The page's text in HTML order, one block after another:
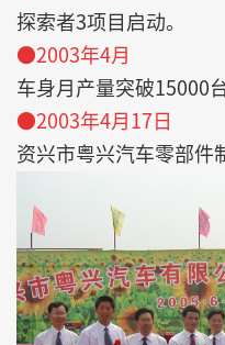
探索者3项目启动。
●2003年4月
车身月产量突破15000台
●2003年4月17日
资兴市粤兴汽车零部件